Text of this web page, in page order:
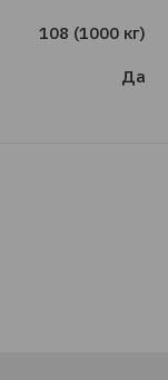
108 (1000 кг)
Да